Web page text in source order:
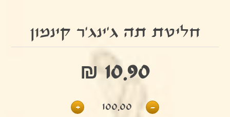
חליטת תה ג'ינג'ר קינמון
₪ 10.90
-
100.00
+